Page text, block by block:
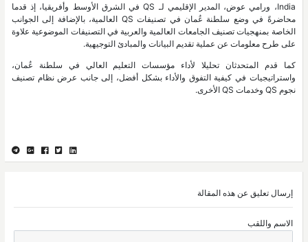
India، ورامي عوض، المدير الإقليمي لـ QS في الشرق الأوسط وأفريقيا، إذ قدما
محاضرةً في وضع سلطنة عُمان في تصنيفات QS العالمية، بالإضافة إلى الجوانب
الخاصة بمنهجيات تصنيف الجامعات العالمية والعربية في التصنيفات الموضوعية علاوة
على طرح معلومات عن عملية تقديم البيانات والمبادئ التوجيهية.
كما قدم المتحدثان تحليلا لأداء مؤسسات التعليم العالي في سلطنة عُمان،
واستراتيجيات في كيفية التفوق والأداء بشكل أفضل، إلى جانب عرض نظام تصنيف
نجوم QS وخدمات QS الأخرى.
إرسال تعليق عن هذه المقالة
الاسم واللقب